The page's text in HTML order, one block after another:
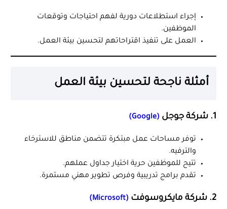
إجراء استطلاعات دورية لفهم احتياجات وتوقعات
الموظفين.
العمل على تنفيذ اقتراحاتهم لتحسين بيئة العمل.
أمثلة ناجحة لتحسين بيئة العمل
1. شركة جوجل (Google)
توفر مساحات عمل مبتكرة تتضمن مناطق للاسترخاء
والترفيه.
تتيح للموظفين حرية اختيار جداول عملهم.
تقدم برامج تدريبية وفرص تطوير مهني مستمرة.
2. شركة مايكروسوفت (Microsoft)